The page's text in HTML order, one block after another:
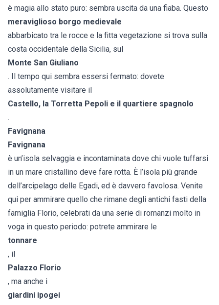
è magia allo stato puro: sembra uscita da una fiaba. Questo
meraviglioso borgo medievale
abbarbicato tra le rocce e la fitta vegetazione si trova sulla
costa occidentale della Sicilia, sul
Monte San Giuliano
. Il tempo qui sembra essersi fermato: dovete
assolutamente visitare il
Castello, la Torretta Pepoli e il quartiere spagnolo
.
Favignana
Favignana
è un’isola selvaggia e incontaminata dove chi vuole tuffarsi
in un mare cristallino deve fare rotta. È l’isola più grande
dell’arcipelago delle Egadi, ed è davvero favolosa. Venite
qui per ammirare quello che rimane degli antichi fasti della
famiglia Florio, celebrati da una serie di romanzi molto in
voga in questo periodo: potrete ammirare le
tonnare
, il
Palazzo Florio
, ma anche i
giardini ipogei